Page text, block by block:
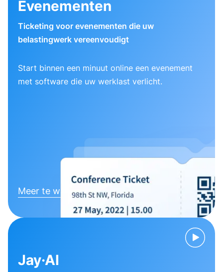
Evenementen
Ticketing voor evenementen die uw
belastingwerk vereenvoudigt
Start binnen een minuut online een evenement
met software die uw werklast verlicht.
Meer te weten komen
Jay·AI